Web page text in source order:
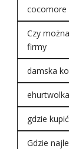
cocomore
Czy
firmy
damska
ehurtwolka
gdzie
Gdzie